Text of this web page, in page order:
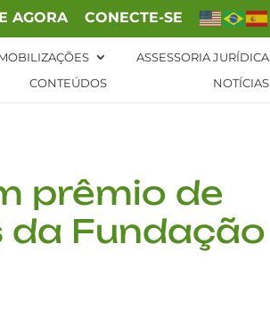
AGORA CONECTE-SE
ASSESSORIA JURÍDICA
CONTEÚDOS NOTÍCIAS
prêmio de
Fundação